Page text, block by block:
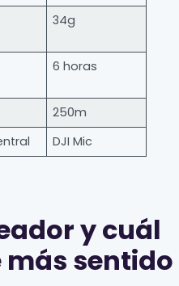
34g
6 horas
250m
DJI Mic
y cuál
sentido